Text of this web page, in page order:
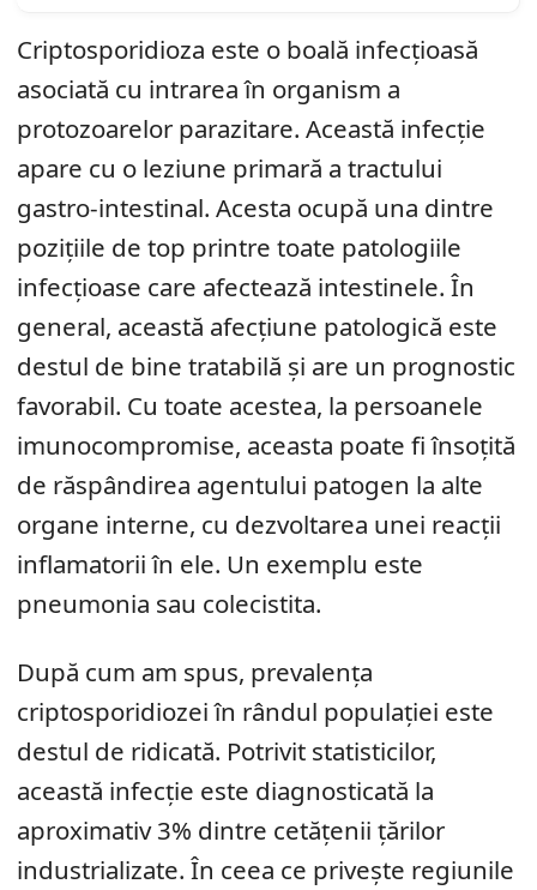
Criptosporidioza este o boală infecțioasă
asociată cu intrarea în organism a
protozoarelor parazitare. Această infecție
apare cu o leziune primară a tractului
gastro-intestinal. Acesta ocupă una dintre
pozițiile de top printre toate patologiile
infecțioase care afectează intestinele. În
general, această afecțiune patologică este
destul de bine tratabilă și are un prognostic
favorabil. Cu toate acestea, la persoanele
imunocompromise, aceasta poate fi însoțită
de răspândirea agentului patogen la alte
organe interne, cu dezvoltarea unei reacții
inflamatorii în ele. Un exemplu este
pneumonia sau colecistita.
După cum am spus, prevalența
criptosporidiozei în rândul populației este
destul de ridicată. Potrivit statisticilor,
această infecție este diagnosticată la
aproximativ 3% dintre cetățenii țărilor
industrializate. În ceea ce privește regiunile